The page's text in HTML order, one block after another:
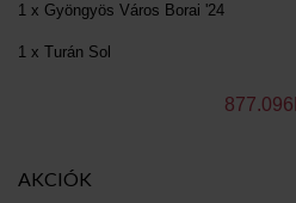
1 x Gyöngyös Város Borai '24
1 x Turán Sol
AKCIÓK